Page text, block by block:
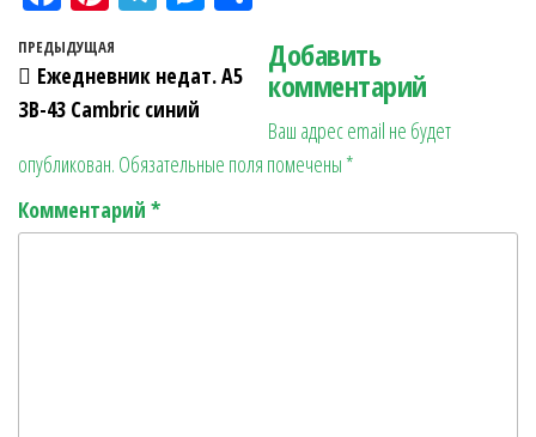
ce
bo
ok
nt
er
es
t
gr
a
se
r
ра
в
ит
ь
Навигация по записям
Предыдущая запись
ПРЕДЫДУЩАЯ
Ежедневник недат. А5
ЗВ-43 Cambric синий
Добавить
комментарий
Ваш адрес email не будет
опубликован. Обязательные поля помечены *
Комментарий *